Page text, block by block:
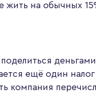
жить на обычных
ещё один
компания